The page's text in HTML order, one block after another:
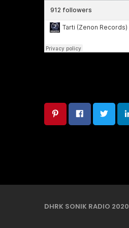
DHRK SONIK RADIO 2020